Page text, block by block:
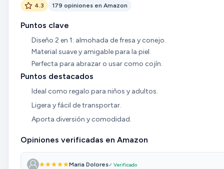
4.3 179 opiniones en Amazon
Puntos clave
Diseño 2 en 1: almohada de fresa y conejo.
Material suave y amigable para la piel.
Perfecta para abrazar o usar como cojín.
Puntos destacados
Ideal como regalo para niños y adultos.
Ligera y fácil de transportar.
Aporta diversión y comodidad.
Opiniones verificadas en Amazon
Maria Dolores✓ Verificado